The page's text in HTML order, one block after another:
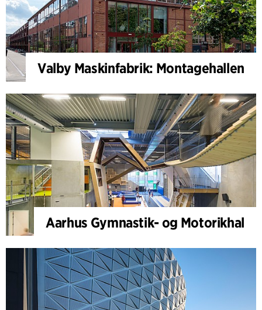
Valby Maskinfabrik: Montagehallen
Aarhus Gymnastik- og Motorikhal